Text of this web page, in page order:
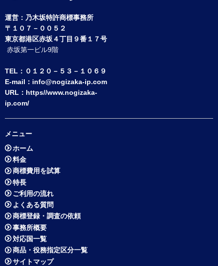
運営： 乃木坂特許商標事務所
〒１０７－００５２
東京都港区赤坂４丁目９番１７号
赤坂第一ビル9階
TEL：０１２０－５３－１０６９
E-mail： info@nogizaka-ip.com
URL： https//www.nogizaka-
ip.com/
メニュー
ホーム
料金
商標費用を試算
特長
ご利用の流れ
よくある質問
商標登録・調査の依頼
事務所概要
対応国一覧
商品・役務指定区分一覧
サイトマップ